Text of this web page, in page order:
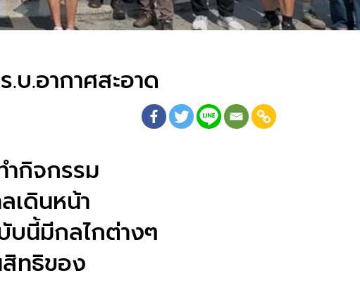
.อากาศสะอาด
กิจกรรม
เดินหน้า
บนี้มีกลไกต่างๆ
ทธิของ